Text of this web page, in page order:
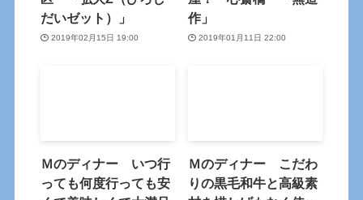
だいゼット）」
2019年02月15日 19:00
作」
2019年01月11日 22:00
Ｍのディナー いつ行
っても何度行っても安
Ｍのディナー こだわ
りの黒毛和牛と高級素